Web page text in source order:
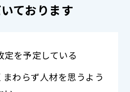
ております
定を予定している
まわらず人材を思うよう